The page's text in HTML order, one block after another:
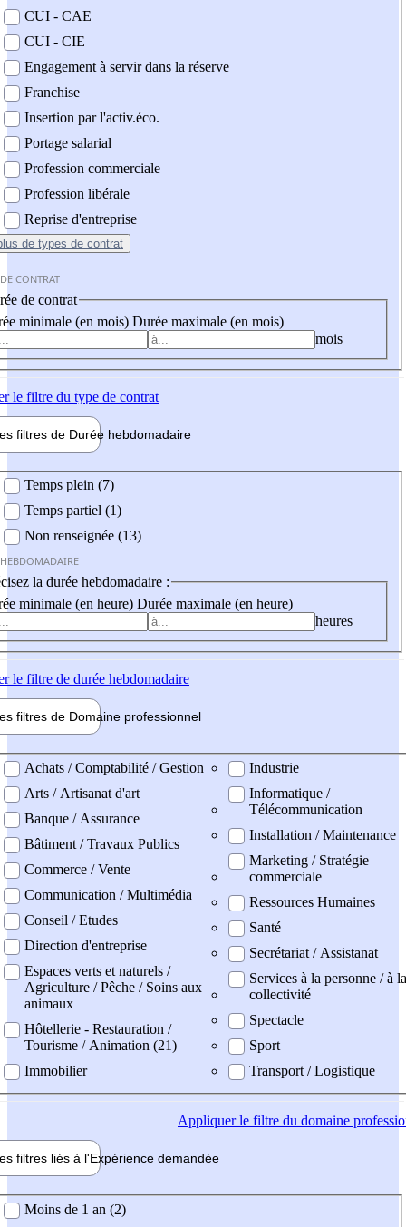
CUI - CAE
CUI - CIE
Engagement à servir dans la réserve
Franchise
Insertion par l'activ.éco.
Portage salarial
Profession commerciale
Profession libérale
Reprise d'entreprise
de types de contrat
CONTRAT
de contrat
minimale (en mois) Durée maximale (en mois)
mois
le filtre du type de contrat
filtres de Durée hebdomadaire
Temps plein (7)
Temps partiel (1)
Non renseignée (13)
la durée hebdomadaire :
minimale (en heure) Durée maximale (en heure)
heures
le filtre de durée hebdomadaire
filtres de Domaine professionnel
professionel
Achats / Comptabilité / Gestion
Arts / Artisanat d'art
Banque / Assurance
Bâtiment / Travaux Publics
Commerce / Vente
Communication / Multimédia
Conseil / Etudes
Direction d'entreprise
Espaces verts et naturels /
Agriculture / Pêche / Soins aux
animaux
Hôtellerie - Restauration /
Tourisme / Animation (21)
Immobilier
Industrie
Informatique /
Télécommunication
Installation / Maintenance
Marketing / Stratégie
commerciale
Ressources Humaines
Santé
Secrétariat / Assistanat
Services à la personne / à la
collectivité
Spectacle
Sport
Transport / Logistique
Appliquerle filtre du domaine
filtres liés à l'Expérience demandée
demandée
Moins de 1 an (2)